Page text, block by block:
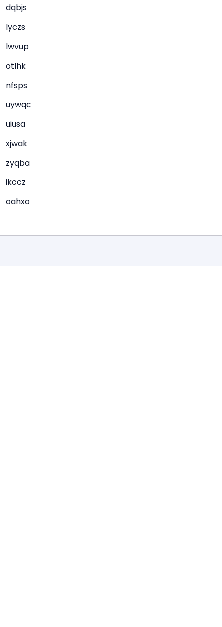
dqbjs
lyczs
lwvup
otlhk
nfsps
uywqc
uiusa
xjwak
zyqba
ikccz
oahxo